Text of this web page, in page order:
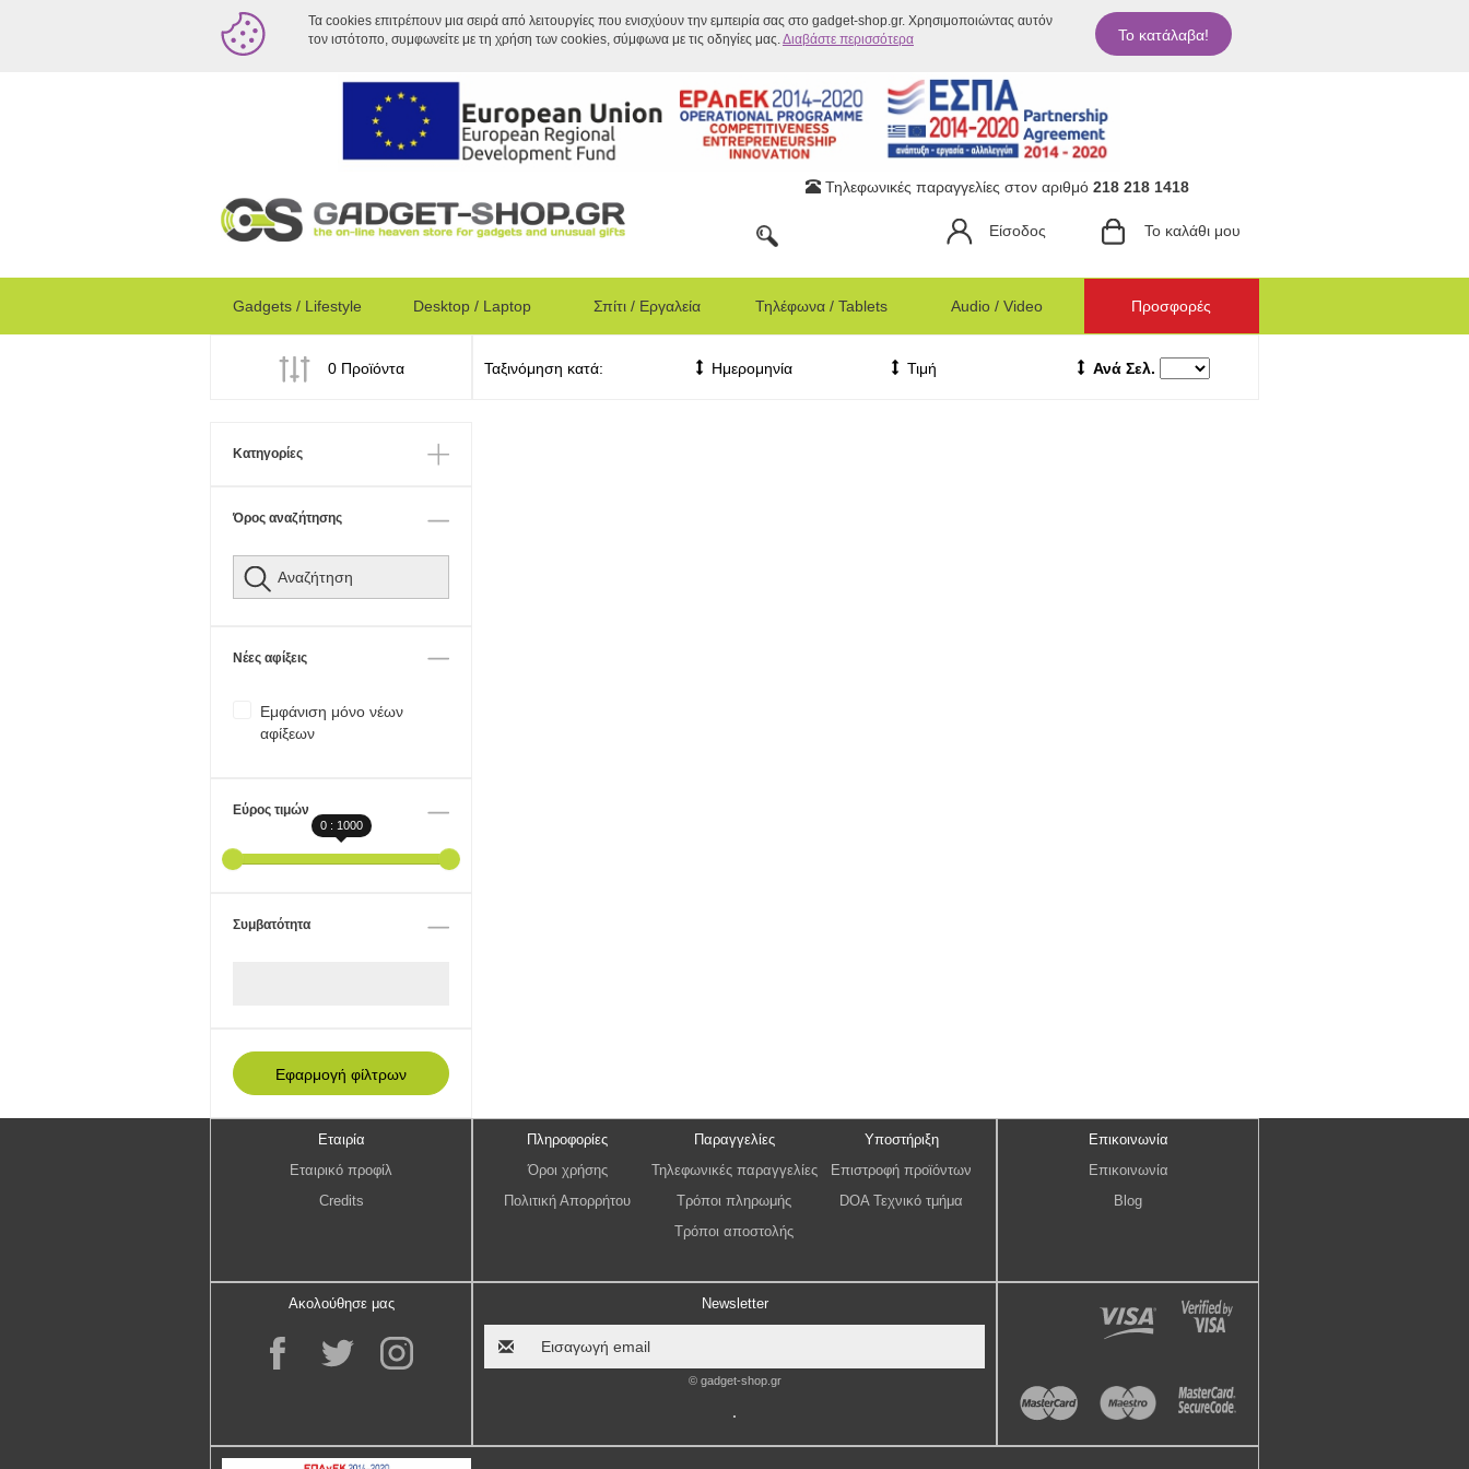
Τα cookies επιτρέπουν μια σειρά από λειτουργίες που ενισχύουν την εμπειρία σας στο gadget-shop.gr. Χρησιμοποιώντας αυτόν
τον ιστότοπο, συμφωνείτε με τη χρήση των cookies, σύμφωνα με τις οδηγίες μας.Διαβάστε περισσότερα Το κατάλαβα!
Τηλεφωνικές παραγγελίες στον αριθμό 218 218 1418
Είσοδος Το καλάθι μου
Gadgets / Lifestyle Desktop / Laptop Σπίτι / Εργαλεία Τηλέφωνα / Tablets Audio / Video Προσφορές
0 Προϊόντα Ταξινόμηση κατά: Ημερομηνία Τιμή Ανά Σελ.
Κατηγορίες
Όρος αναζήτησης
Νέες αφίξεις
Εμφάνιση μόνο νέων
αφίξεων
Εύρος τιμών
0 : 1000
Συμβατότητα
Εταιρία
Εταιρικό προφίλ
Credits
Πληροφορίες
Όροι χρήσης
Πολιτική Απορρήτου
Παραγγελίες
Τηλεφωνικές παραγγελίες
Τρόποι πληρωμής
Τρόποι αποστολής
Υποστήριξη
Επιστροφή προϊόντων
DOA Τεχνικό τμήμα
Επικοινωνία
Επικοινωνία
Blog
Ακολούθησε μας Newsletter
© gadget-shop.gr
.